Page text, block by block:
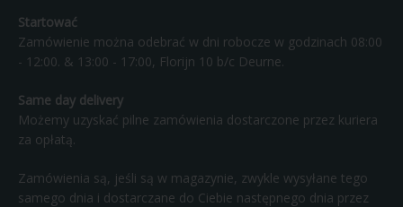
Startować
Zamówienie można odebrać w dni robocze w godzinach 08:00
- 12:00. & 13:00 - 17:00, Florijn 10 b/c Deurne.
Same day delivery
Możemy uzyskać pilne zamówienia dostarczone przez kuriera
za opłatą.
Zamówienia są, jeśli są w magazynie, zwykle wysyłane tego
samego dnia i dostarczane do Ciebie następnego dnia przez